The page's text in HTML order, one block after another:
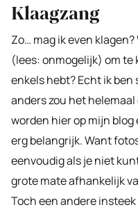
Klaagzang
Zo… mag ik even
(lees: onmogelijk) om te
enkels hebt? Echt ik
anders zou het
worden hier op mijn
erg belangrijk. Want
eenvoudig als je niet
grote mate afhankelijk
Toch een andere